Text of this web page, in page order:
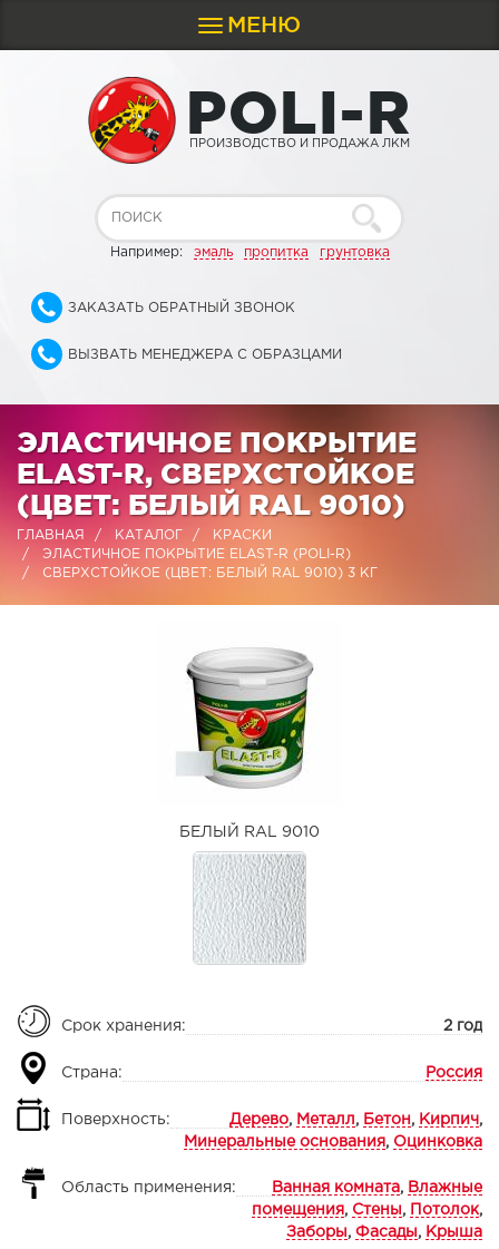
Toggle
navigation
МЕНЮ
POLI-R
ПРОИЗВОДСТВО И ПРОДАЖА ЛКМ
Например: эмаль пропитка грунтовка
ЗАКАЗАТЬ ОБРАТНЫЙ ЗВОНОК
ВЫЗВАТЬ МЕНЕДЖЕРА С ОБРАЗЦАМИ
ЭЛАСТИЧНОЕ ПОКРЫТИЕ
ELAST-R, СВЕРХСТОЙКОЕ
(ЦВЕТ: БЕЛЫЙ RAL 9010)
ГЛАВНАЯ КАТАЛОГ
КРАСКИ
ЭЛАСТИЧНОЕ ПОКРЫТИЕ ELAST-R (POLI-R)
СВЕРХСТОЙКОЕ (ЦВЕТ: БЕЛЫЙ RAL 9010) 3 КГ
БЕЛЫЙ RAL 9010
Срок хранения: 2 год
Страна: Россия
Поверхность: Дерево, Металл , Бетон , Кирпич ,
Минеральные основания , Оцинковка
Область применения: Ванная комната, Влажные
помещения , Стены , Потолок,
Заборы , Фасады , Крыша